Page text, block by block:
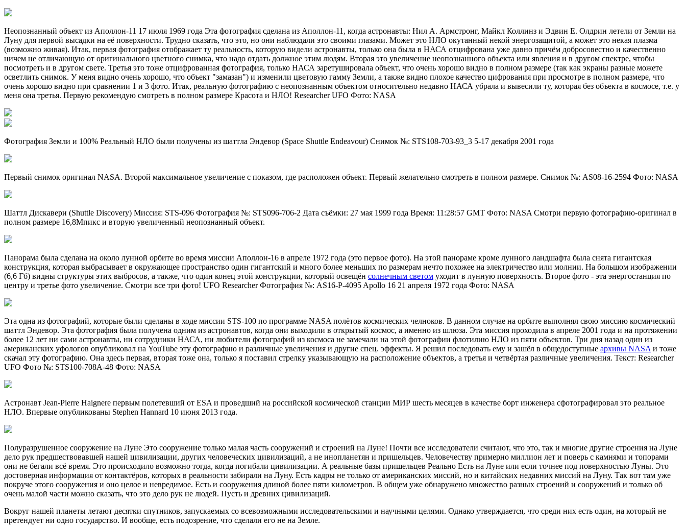
Неопознанный объект из Аполлон-11 17 июля 1969 года Эта фотография сделана из Аполлон-11, когда астронавты: Нил А. Армстронг, Майкл Коллинз и Эдвин E. Олдрин летели от Земли на
Луну для первой высадки на её поверхности. Трудно сказать, что это, но они наблюдали это своими глазами. Может это НЛО окутанный некой энергозащитой, а может это некая плазма
(возможно живая). Итак, первая фотография отображает ту реальность, которую видели астронавты, только она была в НАСА отцифрована уже давно причём добросовестно и качественно
ничем не отличающую от оригинального цветного снимка, что надо отдать должное этим людям. Вторая это увеличение неопознанного объекта или явления и в другом спектре, чтобы
посмотреть и в другом свете. Третья это тоже отцифрованная фотография, только НАСА заретушировала объект, что очень хорошо видно в полном размере (так как экраны разные можете
осветлить снимок. У меня видно очень хорошо, что объект "замазан") и изменили цветовую гамму Земли, а также видно плохое качество цифрования при просмотре в полном размере, что
очень хорошо видно при сравнении 1 и 3 фото. Итак, реальную фотографию с неопознанным объектом относительно недавно НАСА убрала и вывесили ту, которая без объекта в космосе, т.е. у
меня она третья. Первую рекомендую смотреть в полном размере Красота и НЛО! Researcher UFO Фото: NASA
Фотография Земли и 100% Реальный НЛО были получены из шаттла Эндевор (Space Shuttle Endeavour) Снимок №: STS108-703-93_3 5-17 декабря 2001 года
Первый снимок оригинал NASA. Второй максимальное увеличение с показом, где расположен объект. Первый желательно смотреть в полном размере. Снимок №: AS08-16-2594 Фото: NASA
Шаттл Дискавери (Shuttle Discovery) Миссия: STS-096 Фотография №: STS096-706-2 Дата съёмки: 27 мая 1999 года Время: 11:28:57 GMT Фото: NASA Смотри первую фотографию-оригинал в
полном размере 16,8Мпикс и вторую увеличенный неопознанный объект.
Панорама была сделана на около лунной орбите во время миссии Аполлон-16 в апреле 1972 года (это первое фото). На этой панораме кроме лунного ландшафта была снята гигантская
конструкция, которая выбрасывает в окружающее пространство один гигантский и много более меньших по размерам нечто похожее на электричество или молнии. На большом изображении
(6,6 Гб) видны структуры этих выбросов, а также, что один конец этой конструкции, который освещён солнечным светом уходит в лунную поверхность. Второе фото - эта энергостанция по
центру и третье фото увеличение. Смотри все три фото! UFO Researcher Фотография №: AS16-P-4095 Apollo 16 21 апреля 1972 года Фото: NASA
Эта одна из фотографий, которые были сделаны в ходе миссии STS-100 по программе NASA полётов космических челноков. В данном случае на орбите выполнял свою миссию космический
шаттл Эндевор. Эта фотография была получена одним из астронавтов, когда они выходили в открытый космос, а именно из шлюза. Эта миссия проходила в апреле 2001 года и на протяжении
более 12 лет ни сами астронавты, ни сотрудники НАСА, ни любители фотографий из космоса не замечали на этой фотографии флотилию НЛО из пяти объектов. Три дня назад один из
американских уфологов опубликовал на YouTube эту фотографию и различные увеличения и другие спец. эффекты. Я решил последовать ему и зашёл в общедоступные архивы NASA и тоже
скачал эту фотографию. Она здесь первая, вторая тоже она, только я поставил стрелку указывающую на расположение объектов, а третья и четвёртая различные увеличения. Текст: Researcher
UFO Фото №: STS100-708A-48 Фото: NASA
Астронавт Jean-Pierre Haignere первым полетевший от ESA и проведший на российской космической станции МИР шесть месяцев в качестве борт инженера сфотографировал это реальное
НЛО. Впервые опубликованы Stephen Hannard 10 июня 2013 года.
Полуразрушенное сооружение на Луне Это сооружение только малая часть сооружений и строений на Луне! Почти все исследователи считают, что это, так и многие другие строения на Луне
дело рук предшествовавшей нашей цивилизации, других человеческих цивилизаций, а не инопланетян и пришельцев. Человечеству примерно миллион лет и поверь с камнями и топорами
они не бегали всё время. Это происходило возможно тогда, когда погибали цивилизации. А реальные базы пришельцев Реально Есть на Луне или если точнее под поверхностью Луны. Это
достоверная информация от контактёров, которых в реальности забирали на Луну. Есть кадры не только от американских миссий, но и китайских недавних миссий на Луну. Так вот там уже
покруче этого сооружения и оно целое и невредимое. Есть и сооружения длиной более пяти километров. В общем уже обнаружено множество разных строений и сооружений и только об
очень малой части можно сказать, что это дело рук не людей. Пусть и древних цивилизаций.
Вокруг нашей планеты летают десятки спутников, запускаемых со всевозможными исследовательскими и научными целями. Однако утверждается, что среди них есть один, на который не
претендует ни одно государство. И вообще, есть подозрение, что сделали его не на Земле.